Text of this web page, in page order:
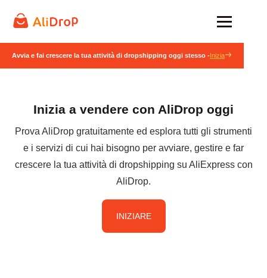
Avvia e fai crescere la tua attività di dropshipping oggi stesso -Inizia
Inizia a vendere con AliDrop oggi
Prova AliDrop gratuitamente ed esplora tutti gli strumenti
e i servizi di cui hai bisogno per avviare, gestire e far
crescere la tua attività di dropshipping su AliExpress con
AliDrop.
INIZIARE